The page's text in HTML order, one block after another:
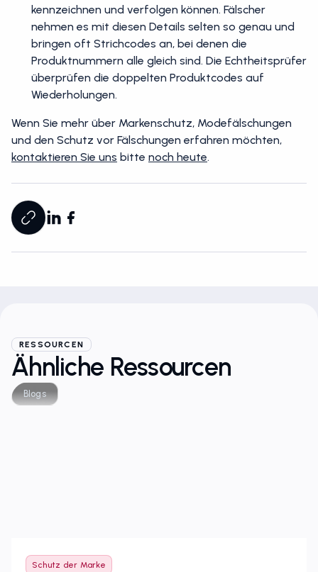
kennzeichnen und verfolgen können. Fälscher
nehmen es mit diesen Details selten so genau und
bringen oft Strichcodes an, bei denen die
Produktnummern alle gleich sind. Die Echtheitsprüfer
überprüfen die doppelten Produktcodes auf
Wiederholungen.
Wenn Sie mehr über Markenschutz, Modefälschungen
und den Schutz vor Fälschungen erfahren möchten,
kontaktieren Sie uns bitte noch heute.
RESSOURCEN
Ähnliche Ressourcen
Blogs
Schutz der Marke